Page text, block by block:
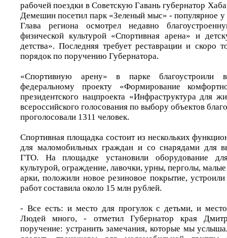
рабочей поездки в Советскую Гавань губернатор
Демешин посетил парк «Зеленый мыс» - популярное
Глава региона осмотрел недавно
физической культурой «Спортивная арена» и
детства». Последняя требует реставрации и скоро
порядок по поручению Губернатора.
«Спортивную арену» в парке
федеральному проекту «Формирование
президентского нацпроекта «Инфраструктура для
всероссийского голосования по выбору объектов
проголосовали 1311 человек.
Спортивная площадка состоит из нескольких
для маломобильных граждан и со снарядами для
ГТО. На площадке установили оборудование
культурой, ограждение, лавочки, урны, перголы,
арки, положили новое резиновое покрытие,
работ составила около 15 млн рублей.
- Все есть: и место для прогулок с детьми, и
Людей много, - отметил Губернатор края
поручение: устранить замечания, которые мы